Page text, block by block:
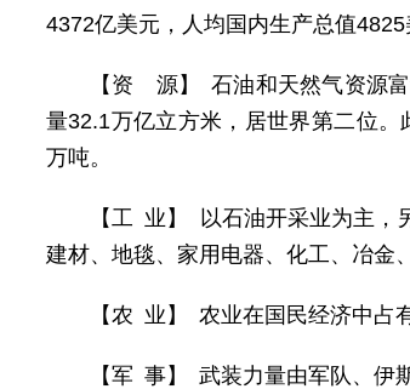
4372亿美元，人均国内生产总值4825
【资 源】 石油和天然气资源
量32.1万亿立方米，居世界第二位
万吨。
【工 业】 以石油开采业为主，
建材、地毯、家用电器、化工、冶金
【农 业】 农业在国民经济中占
【军 事】 武装力量由军队、伊